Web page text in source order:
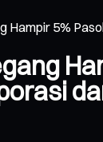
Hampir 5%